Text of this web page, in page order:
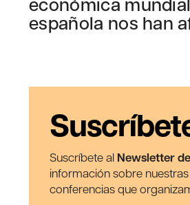
española nos han
Suscríbete al Newsletter
información sobre
conferencias que